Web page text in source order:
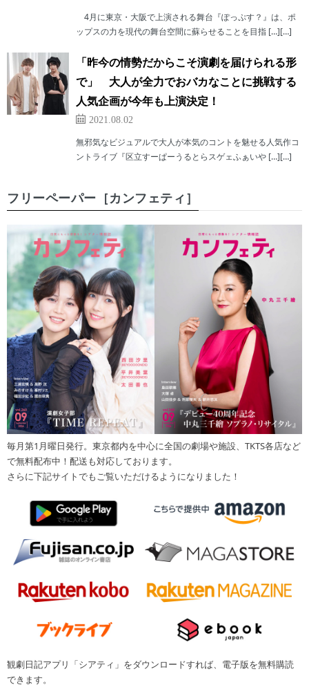
4月に東京・大阪で上演される舞台『ぽっぷす？』は、ポ
ップスの力を現代の舞台空間に蘇らせることを目指 […][…]
「昨今の情勢だからこそ演劇を届けられる形
で」 大人が全力でおバカなことに挑戦する
人気企画が今年も上演決定！
2021.08.02
無邪気なビジュアルで大人が本気のコントを魅せる人気作コ
ントライブ『区立すーぱーうるとらスゲェふぁいや […][…]
フリーペーパー［カンフェティ］
毎月第1月曜日発行。東京都内を中心に全国の劇場や施設、TKTS各店など
で無料配布中！配送も対応しております。
さらに下記サイトでもご覧いただけるようになりました！
観劇日記アプリ「シアティ」をダウンロードすれば、電子版を無料購読
できます。